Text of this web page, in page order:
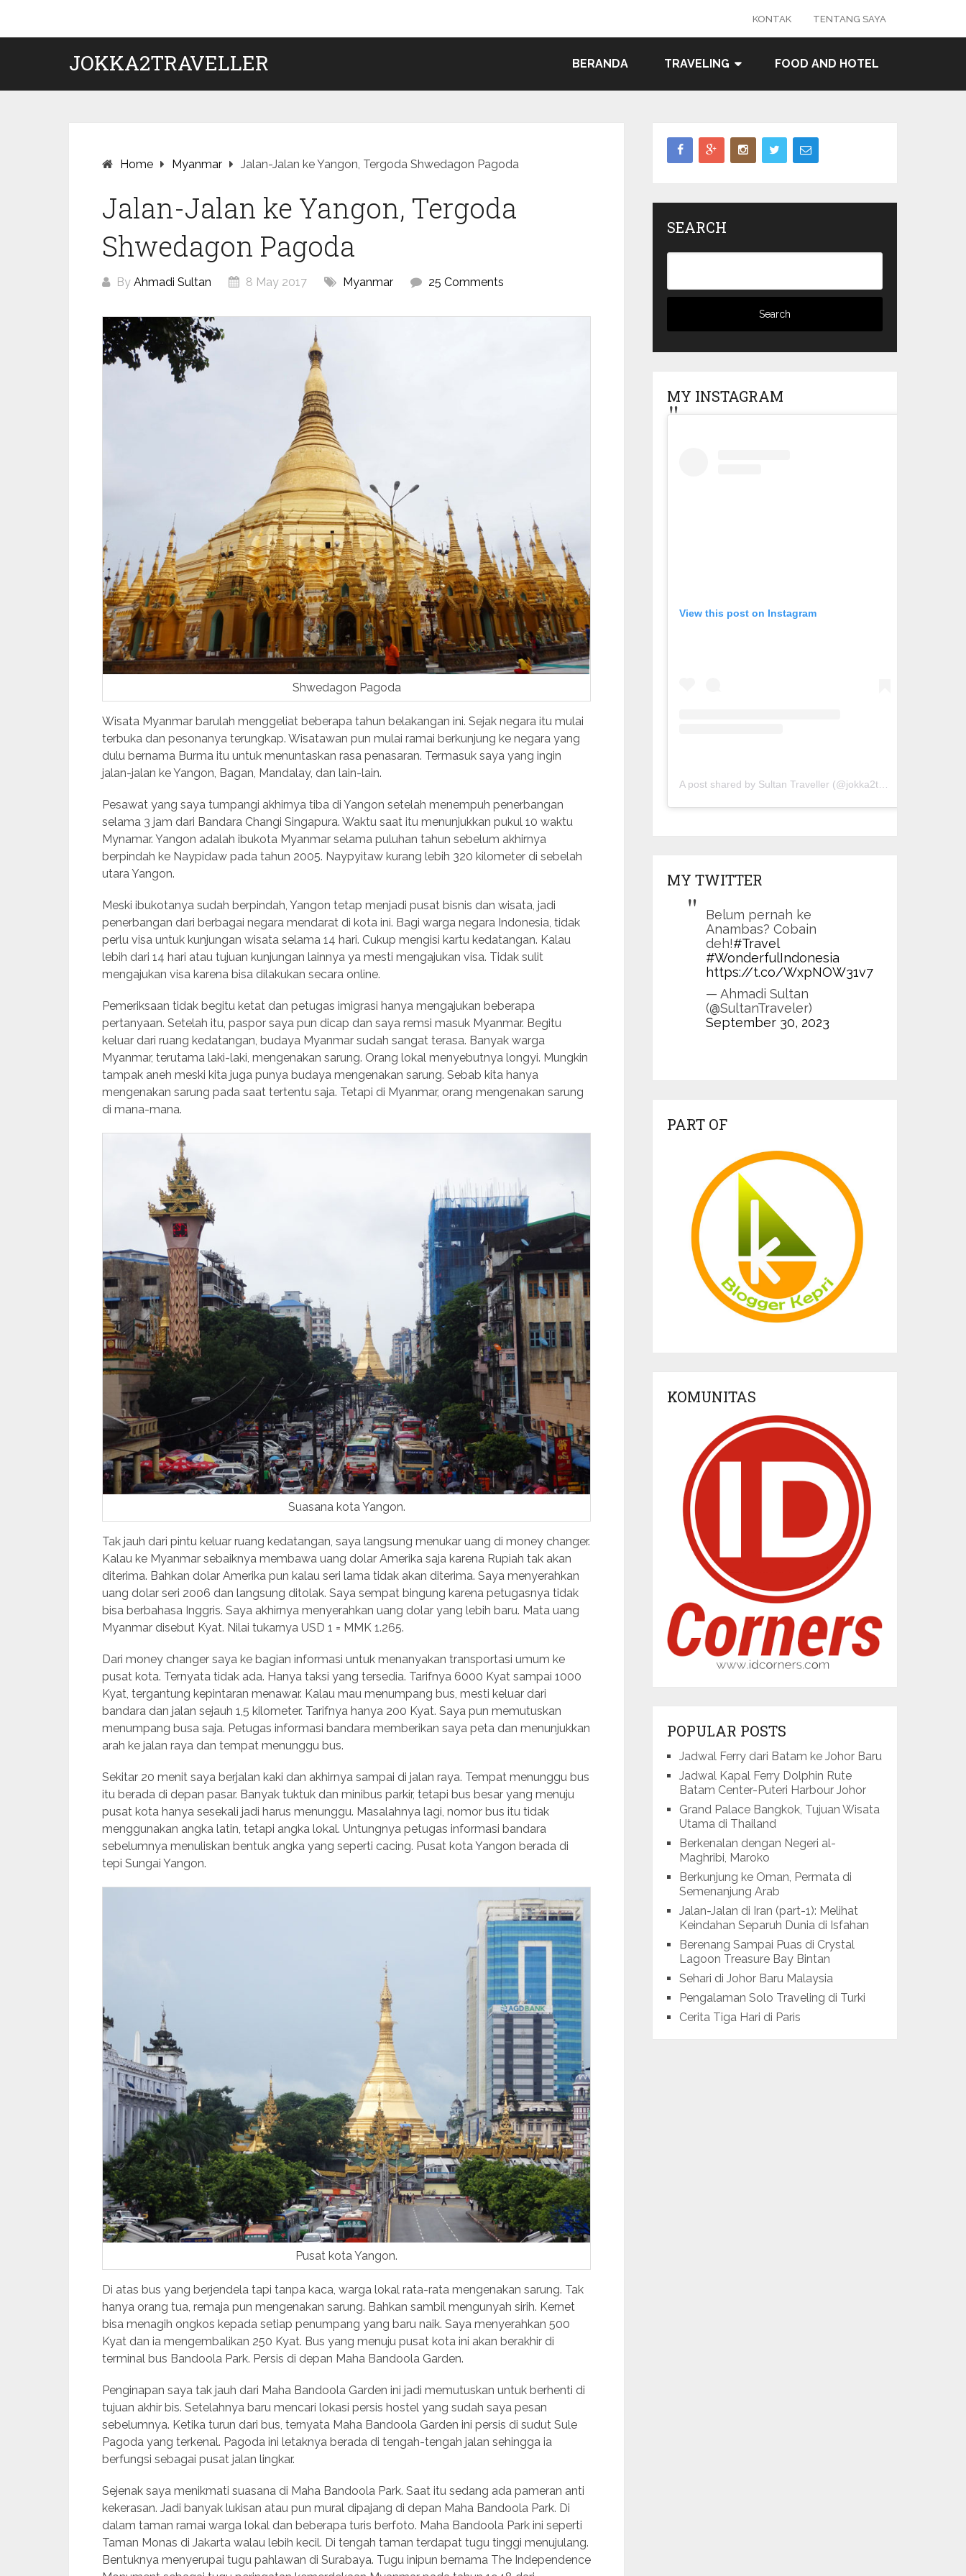
content
KONTAK TENTANG SAYA
JOKKA2TRAVELLER BERANDA TRAVELING FOOD AND HOTEL
Home Myanmar Jalan-Jalan ke Yangon, Tergoda Shwedagon Pagoda
Jalan-Jalan ke Yangon, Tergoda
Shwedagon Pagoda
By Ahmadi Sultan 8 May 2017 Myanmar 25 Comments
Shwedagon Pagoda
Wisata Myanmar barulah menggeliat beberapa tahun belakangan ini. Sejak negara itu mulai
terbuka dan pesonanya terungkap. Wisatawan pun mulai ramai berkunjung ke negara yang
dulu bernama Burma itu untuk menuntaskan rasa penasaran. Termasuk saya yang ingin
jalan-jalan ke Yangon, Bagan, Mandalay, dan lain-lain.
Pesawat yang saya tumpangi akhirnya tiba di Yangon setelah menempuh penerbangan
selama 3 jam dari Bandara Changi Singapura. Waktu saat itu menunjukkan pukul 10 waktu
Mynamar. Yangon adalah ibukota Myanmar selama puluhan tahun sebelum akhirnya
berpindah ke Naypidaw pada tahun 2005. Naypyitaw kurang lebih 320 kilometer di sebelah
utara Yangon.
Meski ibukotanya sudah berpindah, Yangon tetap menjadi pusat bisnis dan wisata, jadi
penerbangan dari berbagai negara mendarat di kota ini. Bagi warga negara Indonesia, tidak
perlu visa untuk kunjungan wisata selama 14 hari. Cukup mengisi kartu kedatangan. Kalau
lebih dari 14 hari atau tujuan kunjungan lainnya ya mesti mengajukan visa. Tidak sulit
mengajukan visa karena bisa dilakukan secara online.
Pemeriksaan tidak begitu ketat dan petugas imigrasi hanya mengajukan beberapa
pertanyaan. Setelah itu, paspor saya pun dicap dan saya remsi masuk Myanmar. Begitu
keluar dari ruang kedatangan, budaya Myanmar sudah sangat terasa. Banyak warga
Myanmar, terutama laki-laki, mengenakan sarung. Orang lokal menyebutnya longyi. Mungkin
tampak aneh meski kita juga punya budaya mengenakan sarung. Sebab kita hanya
mengenakan sarung pada saat tertentu saja. Tetapi di Myanmar, orang mengenakan sarung
di mana-mana.
Suasana kota Yangon.
Tak jauh dari pintu keluar ruang kedatangan, saya langsung menukar uang di money changer.
Kalau ke Myanmar sebaiknya membawa uang dolar Amerika saja karena Rupiah tak akan
diterima. Bahkan dolar Amerika pun kalau seri lama tidak akan diterima. Saya menyerahkan
uang dolar seri 2006 dan langsung ditolak. Saya sempat bingung karena petugasnya tidak
bisa berbahasa Inggris. Saya akhirnya menyerahkan uang dolar yang lebih baru. Mata uang
Myanmar disebut Kyat. Nilai tukarnya USD 1 = MMK 1.265.
Dari money changer saya ke bagian informasi untuk menanyakan transportasi umum ke
pusat kota. Ternyata tidak ada. Hanya taksi yang tersedia. Tarifnya 6000 Kyat sampai 1000
Kyat, tergantung kepintaran menawar. Kalau mau menumpang bus, mesti keluar dari
bandara dan jalan sejauh 1,5 kilometer. Tarifnya hanya 200 Kyat. Saya pun memutuskan
menumpang busa saja. Petugas informasi bandara memberikan saya peta dan menunjukkan
arah ke jalan raya dan tempat menunggu bus.
Sekitar 20 menit saya berjalan kaki dan akhirnya sampai di jalan raya. Tempat menunggu bus
itu berada di depan pasar. Banyak tuktuk dan minibus parkir, tetapi bus besar yang menuju
pusat kota hanya sesekali jadi harus menunggu. Masalahnya lagi, nomor bus itu tidak
menggunakan angka latin, tetapi angka lokal. Untungnya petugas informasi bandara
sebelumnya menuliskan bentuk angka yang seperti cacing. Pusat kota Yangon berada di
tepi Sungai Yangon.
Pusat kota Yangon.
Di atas bus yang berjendela tapi tanpa kaca, warga lokal rata-rata mengenakan sarung. Tak
hanya orang tua, remaja pun mengenakan sarung. Bahkan sambil mengunyah sirih. Kernet
bisa menagih ongkos kepada setiap penumpang yang baru naik. Saya menyerahkan 500
Kyat dan ia mengembalikan 250 Kyat. Bus yang menuju pusat kota ini akan berakhir di
terminal bus Bandoola Park. Persis di depan Maha Bandoola Garden.
Penginapan saya tak jauh dari Maha Bandoola Garden ini jadi memutuskan untuk berhenti di
tujuan akhir bis. Setelahnya baru mencari lokasi persis hostel yang sudah saya pesan
sebelumnya. Ketika turun dari bus, ternyata Maha Bandoola Garden ini persis di sudut Sule
Pagoda yang terkenal. Pagoda ini letaknya berada di tengah-tengah jalan sehingga ia
berfungsi sebagai pusat jalan lingkar.
Sejenak saya menikmati suasana di Maha Bandoola Park. Saat itu sedang ada pameran anti
kekerasan. Jadi banyak lukisan atau pun mural dipajang di depan Maha Bandoola Park. Di
dalam taman ramai warga lokal dan beberapa turis berfoto. Maha Bandoola Park ini seperti
Taman Monas di Jakarta walau lebih kecil. Di tengah taman terdapat tugu tinggi menujulang.
Bentuknya menyerupai tugu pahlawan di Surabaya. Tugu inipun bernama The Independence
SEARCH
MY INSTAGRAM
View this post on Instagram
A post shared by Sultan Traveller (@jokka2traveller)
MY TWITTER
Belum pernah ke
Anambas? Cobain
deh!#Travel
#WonderfulIndonesia
https://t.co/WxpNOW31v7
— Ahmadi Sultan
(@SultanTraveler)
September 30, 2023
PART OF
KOMUNITAS
POPULAR POSTS
Jadwal Ferry dari Batam ke Johor Baru
Jadwal Kapal Ferry Dolphin Rute
Batam Center-Puteri Harbour Johor
Grand Palace Bangkok, Tujuan Wisata
Utama di Thailand
Berkenalan dengan Negeri al-
Maghribi, Maroko
Berkunjung ke Oman, Permata di
Semenanjung Arab
Jalan-Jalan di Iran (part-1): Melihat
Keindahan Separuh Dunia di Isfahan
Berenang Sampai Puas di Crystal
Lagoon Treasure Bay Bintan
Sehari di Johor Baru Malaysia
Pengalaman Solo Traveling di Turki
Cerita Tiga Hari di Paris